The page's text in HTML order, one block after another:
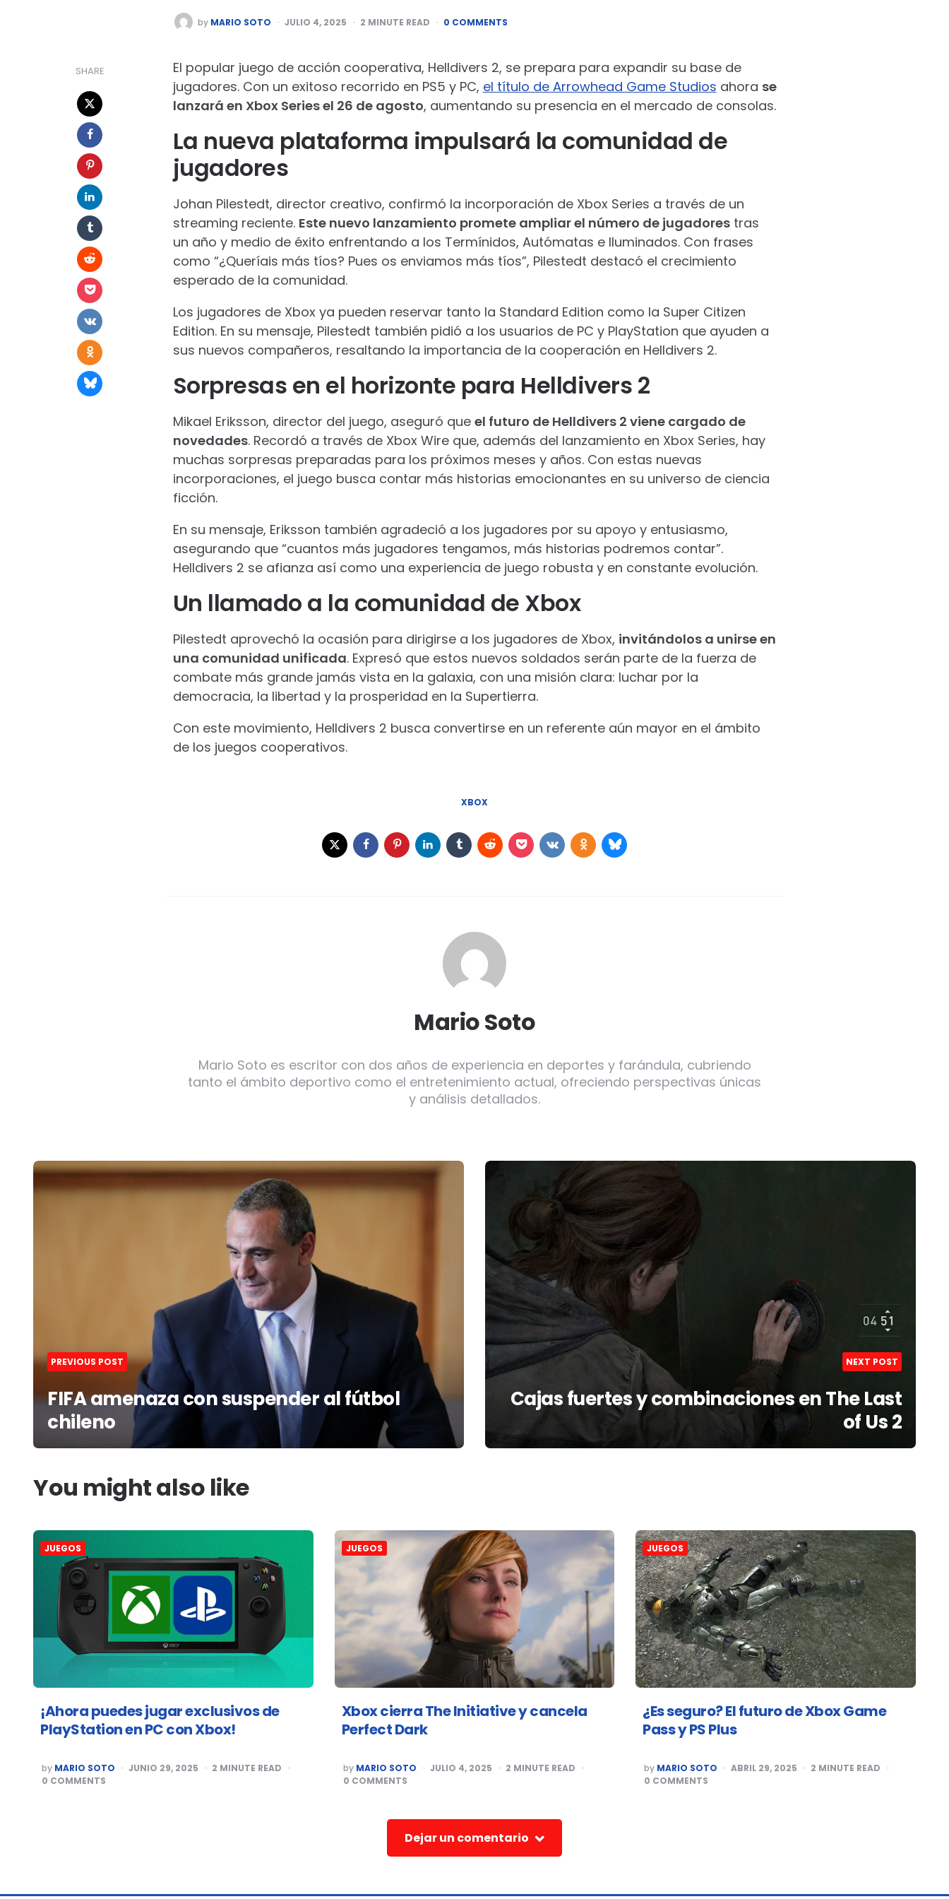
POSTED
BY
by MARIO SOTO JULIO 4, 2025 2 MINUTE READ 0 COMMENTS
SHARE
El popular juego de acción cooperativa, Helldivers 2, se prepara para expandir su base de
jugadores. Con un exitoso recorrido en PS5 y PC, el título de Arrowhead Game Studios ahora se
lanzará en Xbox Series el 26 de agosto, aumentando su presencia en el mercado de consolas.
La nueva plataforma impulsará la comunidad de
jugadores
Johan Pilestedt, director creativo, confirmó la incorporación de Xbox Series a través de un
streaming reciente. Este nuevo lanzamiento promete ampliar el número de jugadorestras
un año y medio de éxito enfrentando a los Termínidos, Autómatas e Iluminados. Con frases
como “¿Queríais más tíos? Pues os enviamos más tíos”, Pilestedt destacó el crecimiento
esperado de la comunidad.
Los jugadores de Xbox ya pueden reservar tanto la Standard Edition como la Super Citizen
Edition. En su mensaje, Pilestedt también pidió a los usuarios de PC y PlayStation que ayuden a
sus nuevos compañeros, resaltando la importancia de la cooperación en Helldivers 2.
Sorpresas en el horizonte para Helldivers 2
Mikael Eriksson, director del juego, aseguró que el futuro de Helldivers 2 viene cargado de
novedades. Recordó a través de Xbox Wire que, además del lanzamiento en Xbox Series, hay
muchas sorpresas preparadas para los próximos meses y años. Con estas nuevas
incorporaciones, el juego busca contar más historias emocionantes en su universo de ciencia
ficción.
En su mensaje, Eriksson también agradeció a los jugadores por su apoyo y entusiasmo,
asegurando que “cuantos más jugadores tengamos, más historias podremos contar”.
Helldivers 2 se afianza así como una experiencia de juego robusta y en constante evolución.
Un llamado a la comunidad de Xbox
Pilestedt aprovechó la ocasión para dirigirse a los jugadores de Xbox, invitándolos a unirse en
una comunidad unificada. Expresó que estos nuevos soldados serán parte de la fuerza de
combate más grande jamás vista en la galaxia, con una misión clara: luchar por la
democracia, la libertad y la prosperidad en la Supertierra.
Con este movimiento, Helldivers 2 busca convertirse en un referente aún mayor en el ámbito
de los juegos cooperativos.
XBOX
Mario Soto
Mario Soto es escritor con dos años de experiencia en deportes y farándula, cubriendo
tanto el ámbito deportivo como el entretenimiento actual, ofreciendo perspectivas únicas
y análisis detallados.
Post
navigation
PREVIOUS POST
FIFA amenaza con suspender al fútbol
chileno
NEXT POST
Cajas fuertes y combinaciones en The Last
of Us 2
You might also like
JUEGOS
¡Ahora puedes jugar exclusivos de
PlayStation en PC con Xbox!
POSTED
BY
by MARIO SOTO JUNIO 29, 2025 2 MINUTE READ
0 COMMENTS
JUEGOS
Xbox cierra The Initiative y cancela
Perfect Dark
POSTED
BY
by MARIO SOTO JULIO 4, 2025 2 MINUTE READ
0 COMMENTS
JUEGOS
¿Es seguro? El futuro de Xbox Game
Pass y PS Plus
POSTED
BY
by MARIO SOTO ABRIL 29, 2025 2 MINUTE READ
0 COMMENTS
Dejar un comentario